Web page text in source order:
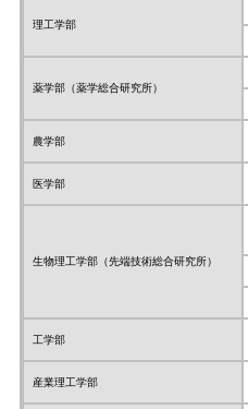
理工学部
薬学部（薬学総合研究所）
農学部
医学部
生物理工学部（先端技術総合研究所）
工学部
産業理工学部